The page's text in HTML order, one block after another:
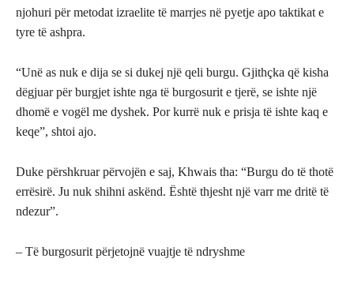
njohuri për metodat izraelite të marrjes në pyetje apo taktikat e
tyre të ashpra.
“Unë as nuk e dija se si dukej një qeli burgu. Gjithçka që kisha
dëgjuar për burgjet ishte nga të burgosurit e tjerë, se ishte një
dhomë e vogël me dyshek. Por kurrë nuk e prisja të ishte kaq e
keqe”, shtoi ajo.
Duke përshkruar përvojën e saj, Khwais tha: “Burgu do të thotë
errësirë. Ju nuk shihni askënd. Është thjesht një varr me dritë të
ndezur”.
– Të burgosurit përjetojnë vuajtje të ndryshme